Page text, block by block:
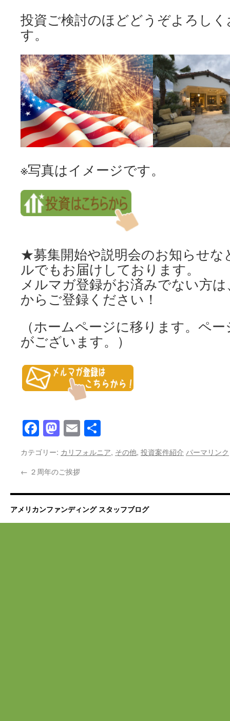
投資ご検討のほどどうぞよろし
す。
※写真はイメージです。
★募集開始や説明会のお知らせな
ルでもお届けしております。
メルマガ登録がお済みでない方
からご登録ください！
（ホームページに移ります。ペ
がございます。）
Facebook
Mastodon
Email
有
カテゴリー: カリフォルニア, その他, 投資案件紹介 パーマリンク
← ２周年のご挨拶
アメリカンファンディング スタッフブログ